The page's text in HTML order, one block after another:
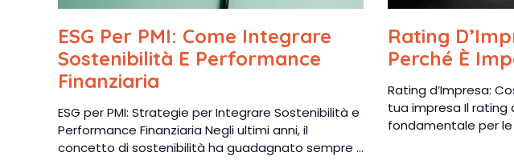
ESG Per PMI: Come Integrare
Sostenibilità E Performance
Finanziaria
ESG per PMI: Strategie per Integrare Sostenibilità e
Performance Finanziaria Negli ultimi anni, il
concetto di sostenibilità ha guadagnato sempre ...
Rating
Perché È
Rating d’Impresa:
tua impresa Il rating
fondamentale per le